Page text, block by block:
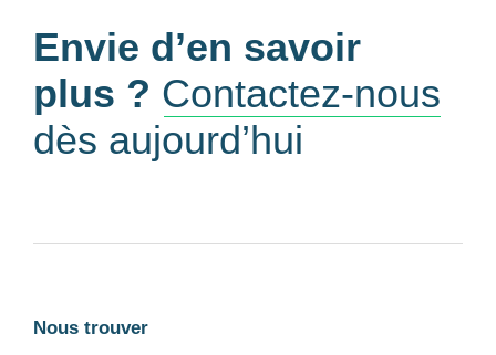
Envie d’en savoir
plus ? Contactez-nous
dès aujourd’hui
Nous trouver